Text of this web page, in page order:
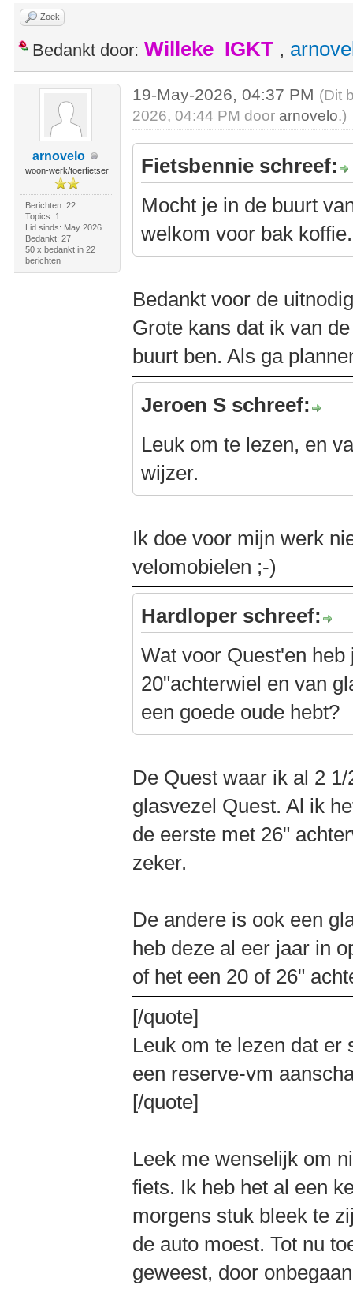
Zoek
Bedankt door: Willeke_IGKT ,
arnovelo
woon-werk/toerfietser
Berichten: 22
Topics: 1
Lid sinds: May 2026
Bedankt: 27
50 x bedankt in 22
berichten
19-May-2026, 04:37 PM (Dit
2026, 04:44 PM door arnovelo.)
Fietsbennie schreef:
Mocht je in de buurt
welkom voor bak koffie.
Bedankt voor de
Grote kans dat ik van
buurt ben. Als ga
Jeroen S schreef:
Leuk om te lezen, en
wijzer.
Ik doe voor mijn werk
velomobielen ;-)
Hardloper schreef:
Wat voor Quest'en
20"achterwiel en van
een goede oude hebt?
De Quest waar ik al 2
glasvezel Quest. Al ik
de eerste met 26"
zeker.
De andere is ook een
heb deze al eer jaar in
of het een 20 of 26"
[/quote]
Leuk om te lezen dat er
een reserve-vm
[/quote]
Leek me wenselijk om
fiets. Ik heb het al een
morgens stuk bleek te
de auto moest. Tot nu
geweest, door